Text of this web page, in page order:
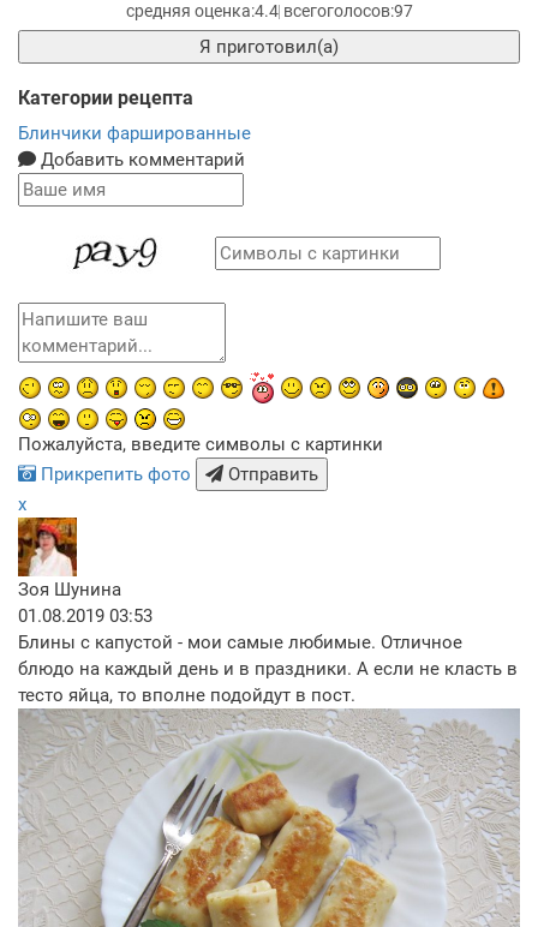
4.4 97
Я приготовил(а)
Категории рецепта
Блинчики фаршированные
Добавить комментарий
Пожалуйста, введите символы с картинки
Прикрепить фото
Отправить
x
Зоя Шунина
01.08.2019 03:53
Блины с капустой - мои самые любимые. Отличное
блюдо на каждый день и в праздники. А если не класть в
тесто яйца, то вполне подойдут в пост.